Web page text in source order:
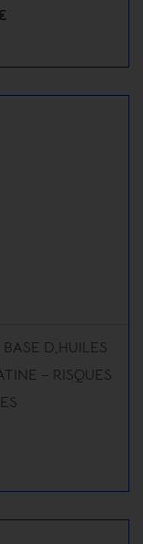
D,HUILES
– RISQUES